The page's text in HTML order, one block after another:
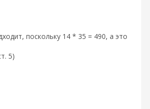
поскольку 14 * 35 = 490, а это
5)